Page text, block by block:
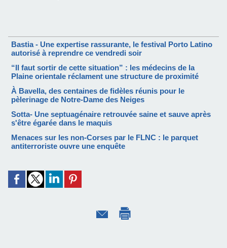
Bastia - Une expertise rassurante, le festival Porto Latino
autorisé à reprendre ce vendredi soir
“Il faut sortir de cette situation” : les médecins de la
Plaine orientale réclament une structure de proximité
À Bavella, des centaines de fidèles réunis pour le
pèlerinage de Notre-Dame des Neiges
Sotta- Une septuagénaire retrouvée saine et sauve après
s'être égarée dans le maquis
Menaces sur les non-Corses par le FLNC : le parquet
antiterroriste ouvre une enquête